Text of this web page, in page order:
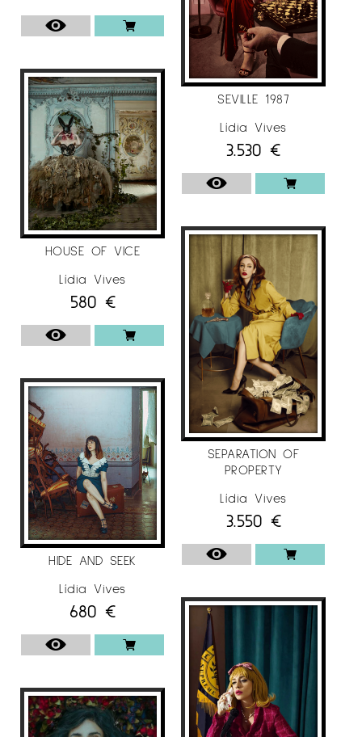
Gold – Fine Art Photographer of the Year
, Fine Art (Professional), Monochrome
Awards
2013
Vogue Italia, “Honey lips” Best of Vogue
Per a més informació l’Artista Lídia Vives
a l’Instagram@galeriaespaicavallers
HOUSE OF VICE
Lídia Vives
580 €
HIDE AND SEEK
Lídia Vives
680 €
SEVILLE 1987
Lídia Vives
3.530 €
SEPARATION OF
PROPERTY
Lídia Vives
3.550 €